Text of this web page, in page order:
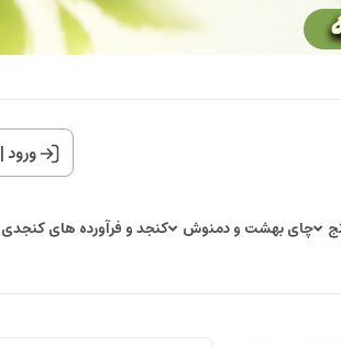
ورود|
چای بهشت و دمنوش کنجد و فرآورده های کنجدی